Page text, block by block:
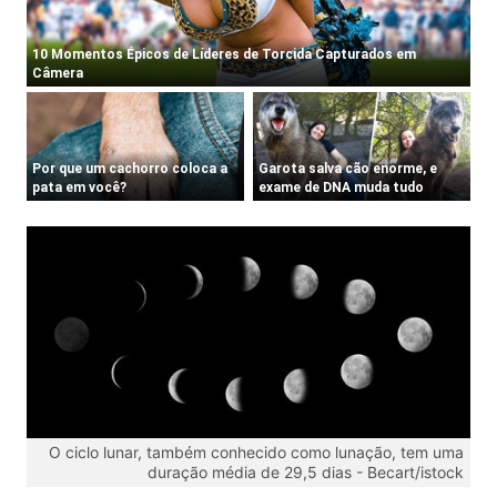
O ciclo lunar, também conhecido como lunação, tem uma
duração média de 29,5 dias - Becart/istock